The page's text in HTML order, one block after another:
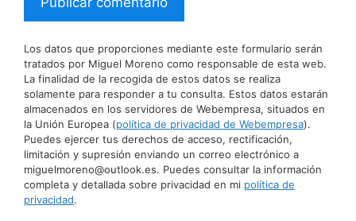
Los datos que proporciones mediante este formulario serán
tratados por Miguel Moreno como responsable de esta web.
La finalidad de la recogida de estos datos se realiza
solamente para responder a tu consulta. Estos datos estarán
almacenados en los servidores de Webempresa, situados en
la Unión Europea (política de privacidad de Webempresa).
Puedes ejercer tus derechos de acceso, rectificación,
limitación y supresión enviando un correo electrónico a
miguelmoreno@outlook.es. Puedes consultar la información
completa y detallada sobre privacidad en mi política de
privacidad.